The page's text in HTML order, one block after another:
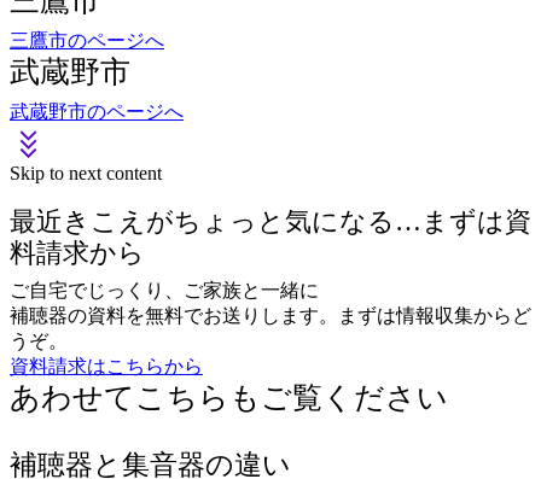
武蔵野市
武蔵野市のページへ
Skip to next content
最近きこえがちょっと気になる…まずは資
料請求から
ご自宅でじっくり、ご家族と一緒に
補聴器の資料を無料でお送りします。まずは情報収集からど
うぞ。
資料請求はこちらから
あわせてこちらもご覧ください
補聴器と集音器の違い